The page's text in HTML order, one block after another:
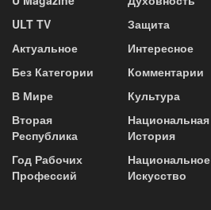
ULT TV
Актуальное
Без Категории
В Мире
Вторая
Республика
Год Рабочих
Профессий
Защита
Интересное
Комментарии
Культура
Национальная
История
Национальное
Искусство